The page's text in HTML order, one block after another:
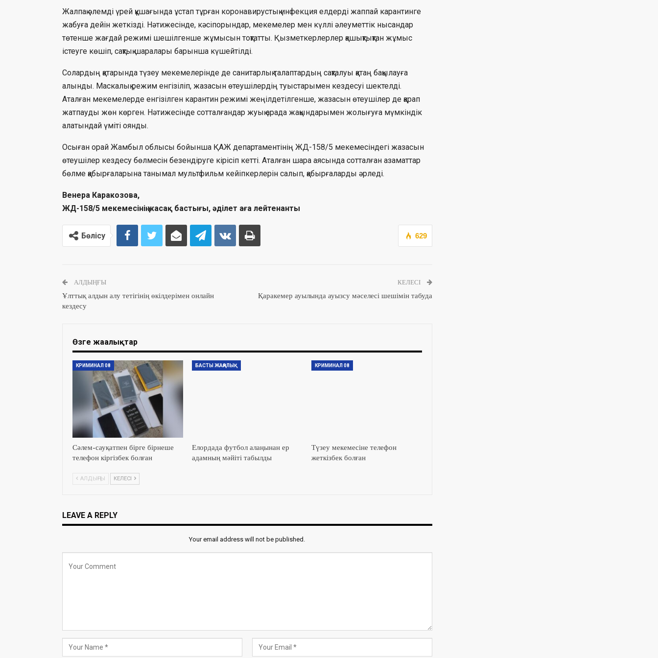
Жалпақ әлемді үрей құшағында ұстап тұрған коронавирустық инфекция елдерді жаппай карантинге
жабуға дейін жеткізді. Нәтижесінде, кәсіпорындар, мекемелер мен күллі әлеуметтік нысандар
төтенше жағдай режимі шешілгенше жұмысын тоқтатты. Қызметкерлерлер қашықтықтан жұмыс
істеуге көшіп, сақтық шаралары барынша күшейтілді.
Солардың қатарында түзеу мекемелерінде де санитарлық талаптардың сақталуы қатаң бақылауға
алынды. Маскалық режим енгізіліп, жазасын өтеушілердің туыстарымен кездесуі шектелді.
Аталған мекемелерде енгізілген карантин режимі жеңілдетілгенше, жазасын өтеушілер де қарап
жатпауды жөн көрген. Нәтижесінде сотталғандар жуық арада жақындарымен жолығуға мүмкіндік
алатындай үміті оянды.
Осыған орай Жамбыл облысы бойынша ҚАЖ департаментінің ЖД-158/5 мекемесіндегі жазасын
өтеушілер кездесу бөлмесін безендіруге кірісіп кетті. Аталған шара аясында сотталған азаматтар
бөлме қабырғаларына танымал мультфильм кейіпкерлерін салып, қабырғаларды әрледі.
Венера Каракозова,
ЖД-158/5 мекемесінің жасақ бастығы, әділет аға лейтенанты
629
Бөлісу
АЛДЫҢҒЫ
Ұлттық алдын алу тетігінің өкілдерімен онлайн
кездесу
КЕЛЕСІ
Қаракемер ауылында ауызсу мәселесі шешімін табуда
Өзге жаңалықтар
КРИМИНАЛ 08
Сәлем-сауқатпен бірге бірнеше
телефон кіргізбек болған
БАСТЫ ЖАҢАЛЫҚ
Елордада футбол алаңынан ер
адамның мәйіті табылды
КРИМИНАЛ 08
Түзеу мекемесіне телефон
жеткізбек болған
АЛДЫҢҒЫ КЕЛЕСІ
LEAVE A REPLY
Your email address will not be published.